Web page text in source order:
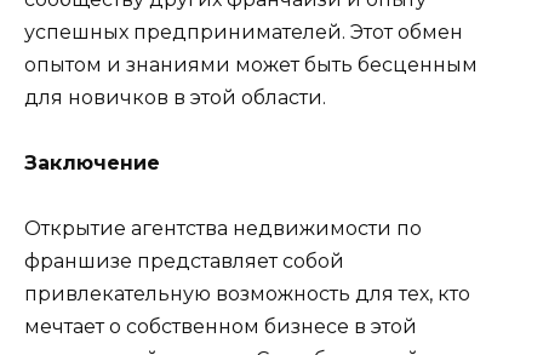
успешных предпринимателей. Этот обмен
опытом и знаниями может быть бесценным
для новичков в этой области.
Заключение
Открытие агентства недвижимости по
франшизе представляет собой
привлекательную возможность для тех, кто
мечтает о собственном бизнесе в этой